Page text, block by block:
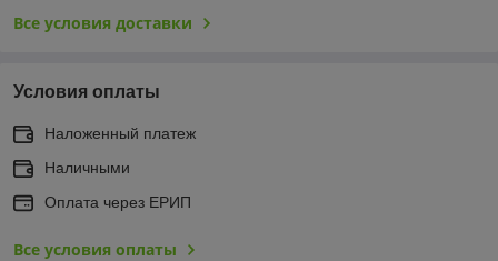
Все условия доставки
Условия оплаты
Наложенный платеж
Наличными
Оплата через ЕРИП
Все условия оплаты